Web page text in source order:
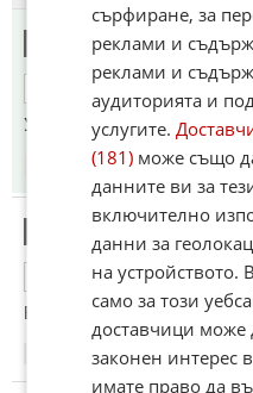
Хасковски каунь
ОТГОВОР
Умните се сборихте,
25.04.2026
Продажно мекере
ОТГОВОР
Бойко Борисов ли ти го
25.04.2026
сърфиране, за
реклами и
реклами и
аудиторията и
услугите.
(181) може също
данните ви за
включително
данни за
на
само за този
доставчици може
законен интерес
имате право да